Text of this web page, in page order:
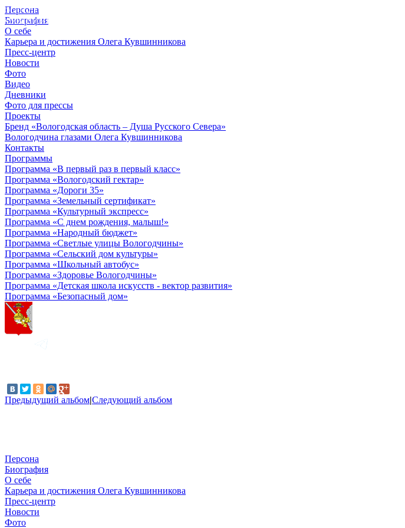
Персона
Биография
О себе
Карьера и достижения Олега Кувшинникова
Пресс-центр
Новости
Фото
Видео
Дневники
Фото для прессы
Проекты
Бренд «Вологодская область – Душа Русского Севера»
Вологодчина глазами Олега Кувшинникова
Контакты
Программы
Программа «В первый раз в первый класс»
Программа «Вологодский гектар»
Программа «Дороги 35»
Программа «Земельный сертификат»
Программа «Культурный экспресс»
Программа «С днем рождения, малыш!»
Программа «Народный бюджет»
Программа «Светлые улицы Вологодчины»
Программа «Сельский дом культуры»
Программа «Школьный автобус»
Программа «Здоровье Вологодчины»
Программа «Детская школа искусств - вектор развития»
Программа «Безопасный дом»
Предыдущий альбом|Следующий альбом
© 2012 - 2023,
КУВШИННИКОВ О.А.
Персона
Биография
О себе
Карьера и достижения Олега Кувшинникова
Пресс-центр
Новости
Фото